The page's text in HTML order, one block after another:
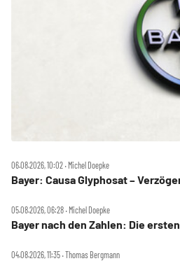
06.08.2026, 10:02 ‧ Michel Doepke
Bayer: Causa Glyphosat –
05.08.2026, 06:28 ‧ Michel Doepke
Bayer nach den Zahlen: Die
04.08.2026, 11:35 ‧ Thomas Bergmann